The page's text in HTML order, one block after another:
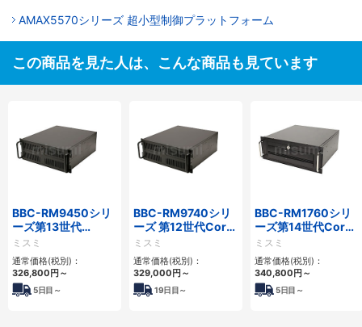
AMAX5570シリーズ 超小型制御プラットフォーム
この商品を見た人は、こんな商品も見ています
BBC-RM9450シリ
ーズ第13世代
Core・12世代
Celeron対応ラック
マウント4PCIe
ミスミ
通常価格(税別)：
326,800円～
5日目～
BBC-RM9740シリ
ーズ 第12世代Core
対応ラックマウント
FAPC4PCI・3PCIe
ミスミ
通常価格(税別)：
329,000円～
19日目～
BBC-RM1760シリ
ーズ第14世代Core
対応ラックマウント
3PCIe
ミスミ
通常価格(税別)：
340,800円～
5日目～